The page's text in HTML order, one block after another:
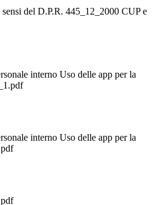
del D.P.R. 445_12_2000 CUP e
interno Uso delle app per la
interno Uso delle app per la